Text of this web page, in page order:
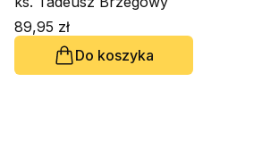
XXII, cz.1
89,95 zł
Do koszyka